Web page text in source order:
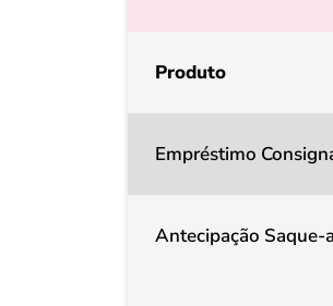
Produto
Empréstimo
Antecipação Saque-